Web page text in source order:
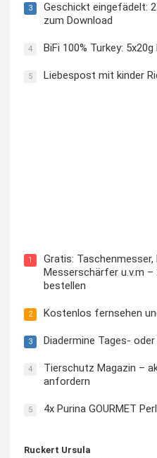
3
Geschickt eingefädelt:
zum Download
4 BiFi 100% Turkey:
5 Liebespost mit kinder
1
Gratis:
Messerschärfer u.v.m
bestellen
2 Kostenlos fernsehen
3 Diadermine Tages-
4
Tierschutz Magazin –
anfordern
5 4x Purina GOURMET
Ruckert Ursula